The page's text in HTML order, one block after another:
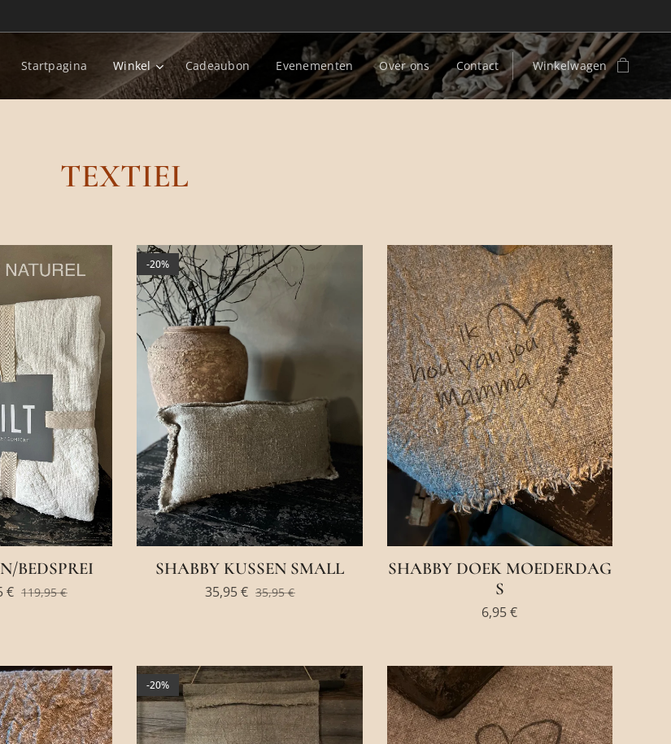
Startpagina Winkel Cadeaubon Evenementen Over ons Contact Winkelwagen
TEXTIEL
BEDSPREI
€ 119,95€
SHABBY KUSSEN SMALL
-20%
35,95€ 35,95€
SHABBY DOEK MOEDERDAG
S
6,95€
-20%